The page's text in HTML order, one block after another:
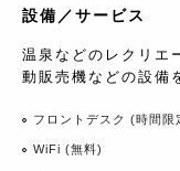
設備／サービス
温泉などのレクリエ
動販売機などの設備
フロントデスク (時間限
WiFi (無料)